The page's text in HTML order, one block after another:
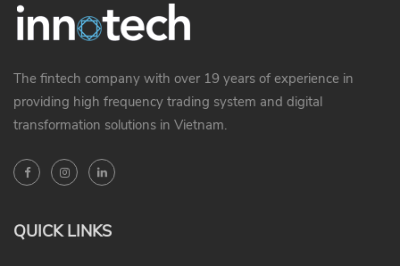
The fintech company with over 19 years of experience in
providing high frequency trading system and digital
transformation solutions in Vietnam.
QUICK LINKS